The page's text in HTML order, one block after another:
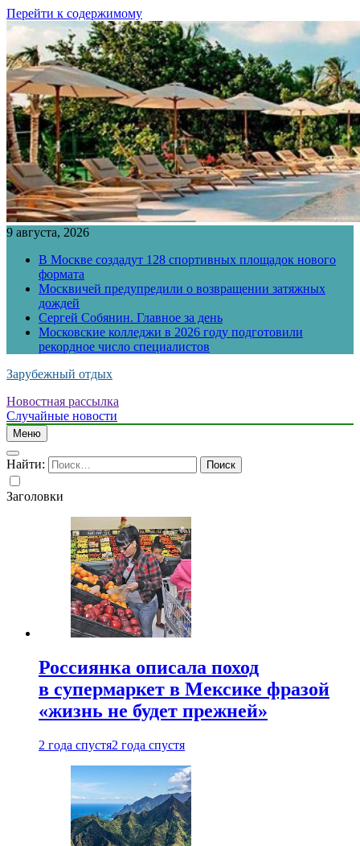
Перейти к содержимому
9 августа, 2026
В Москве создадут 128 спортивных площадок нового
формата
Москвичей предупредили о возвращении затяжных
дождей
Сергей Собянин. Главное за день
Московские колледжи в 2026 году подготовили
рекордное число специалистов
Зарубежный отдых
Новостная рассылка
Случайные новости
Меню
Найти:
Заголовки
Россиянка описала поход
в супермаркет в Мексике фразой
«жизнь не будет прежней»
2 года спустя2 года спустя